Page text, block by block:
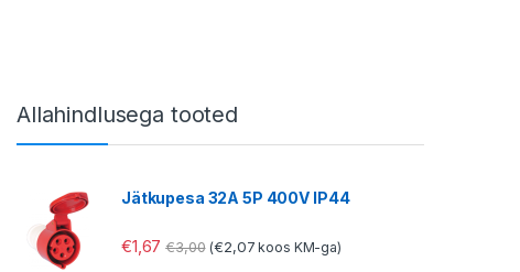
Allahindlusega tooted
Jätkupesa 32A 5P 400V IP44
€1,67 €3,00 (€2,07 koos KM-ga)